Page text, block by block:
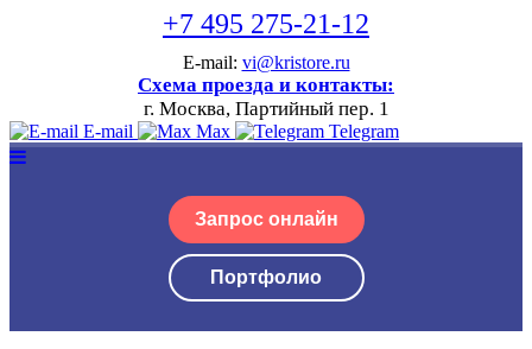
+7 495 275-21-12
E-mail: vi@kristore.ru
Схема проезда и контакты:
г. Москва, Партийный пер. 1
E-mail Max Telegram
Запрос онлайн
Портфолио